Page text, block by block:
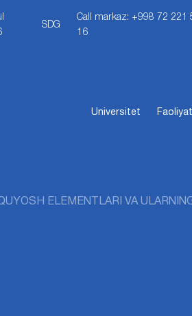
SDG
Call markaz: +998 72 221
16
Universitet Faoliyat
ELEMENTLARI VA